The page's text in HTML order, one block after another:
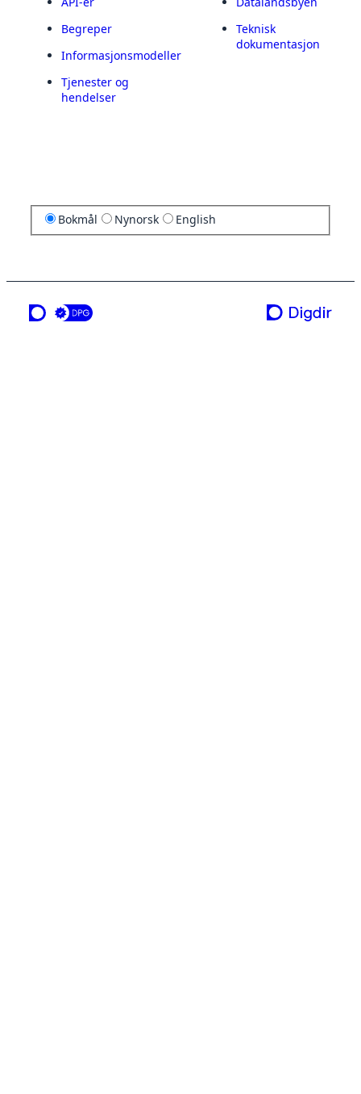
Begreper
Informasjonsmodeller
Tjenester og
hendelser
Teknisk
dokumentasjon
Bokmål Nynorsk English